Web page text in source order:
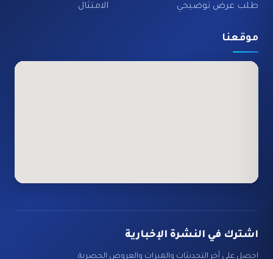
طلب عرض توضيحي
الامتثال
موقعنا
اشترك في النشرة الإخبارية
احصل على آخر التحديثات والميزات والعروض الحصرية